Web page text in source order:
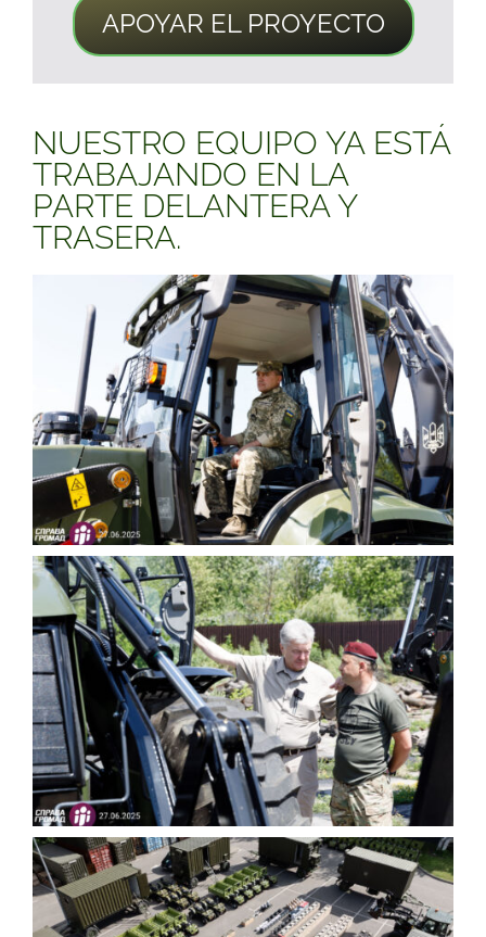
APOYAR EL PROYECTO
NUESTRO EQUIPO YA ESTÁ
TRABAJANDO EN LA
PARTE DELANTERA Y
TRASERA.